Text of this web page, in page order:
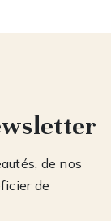
de nos
de